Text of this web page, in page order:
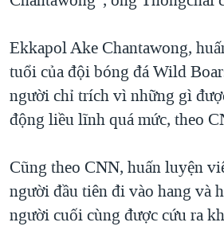
Ekkapol Ake Chantawong,
tuổi của đội bóng đá Wild
người chỉ trích vì những gì
động liều lĩnh quá mức, theo
Cũng theo CNN, huấn luyện
người đầu tiên đi vào hang và
người cuối cùng được cứu ra